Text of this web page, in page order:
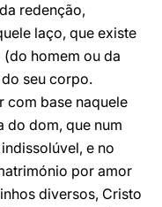
redenção,
laço, que existe
homem ou da
seu corpo.
com base naquele
do dom, que num
e no
por amor
diversos, Cristo